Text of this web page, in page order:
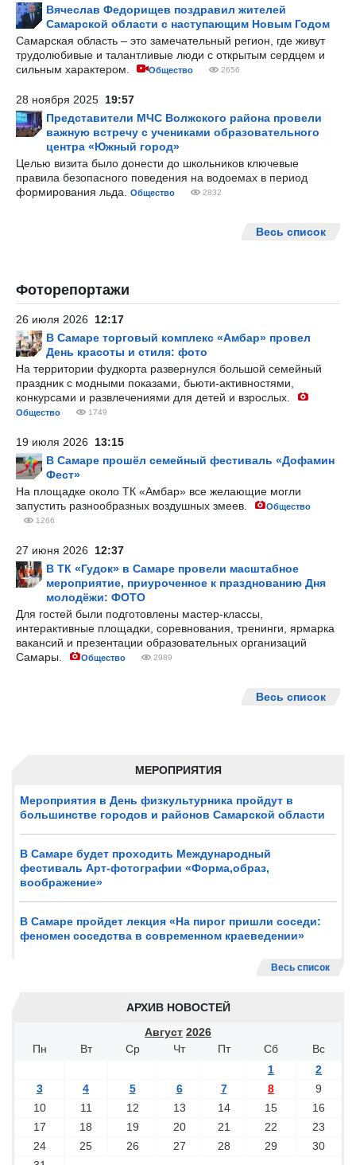
МЕРОПРИЯТИЯ
Мероприятия в День физкультурника пройдут в
большинстве городов и районов Самарской области
В Самаре будет проходить Международный
фестиваль Арт-фотографии «Форма,образ,
воображение»
В Самаре пройдет лекция «На пирог пришли соседи:
феномен соседства в современном краеведении»
Весь список
АРХИВ НОВОСТЕЙ
Август 2026
Пн
Вт Ср Чт Пт Сб
Вс
1
2
3
4 5 6 7 8
9
10
11 12 13 14 15
16
17
18 19 20 21 22
23
24
25 26 27 28 29
30
Вячеслав Федорищев поздравил жителей
Самарской области с наступающим Новым Годом
Самарская область – это замечательный регион, где живут
трудолюбивые и талантливые люди с открытым сердцем и
сильным характером.
Общество 2656
28 ноября 2025 19:57
Представители МЧС Волжского района провели
важную встречу с учениками образовательного
центра «Южный город»
Целью визита было донести до школьников ключевые
правила безопасного поведения на водоемах в период
формирования льда.
Общество 2832
Весь список
Фоторепортажи
26 июля 2026 12:17
В Самаре торговый комплекс «Амбар» провел
День красоты и стиля: фото
На территории фудкорта развернулся большой семейный
праздник с модными показами, бьюти-активностями,
конкурсами и развлечениями для детей и взрослых.
Общество 1749
19 июля 2026 13:15
В Самаре прошёл семейный фестиваль «Дофамин
Фест»
На площадке около ТК «Амбар» все желающие могли
запустить разнообразных воздушных змеев.
Общество
1266
27 июня 2026 12:37
В ТК «Гудок» в Самаре провели масштабное
мероприятие, приуроченное к празднованию Дня
молодёжи: ФОТО
Для гостей были подготовлены мастер-классы,
интерактивные площадки, соревнования, тренинги, ярмарка
вакансий и презентации образовательных организаций
Самары.
Общество 2989
Весь список